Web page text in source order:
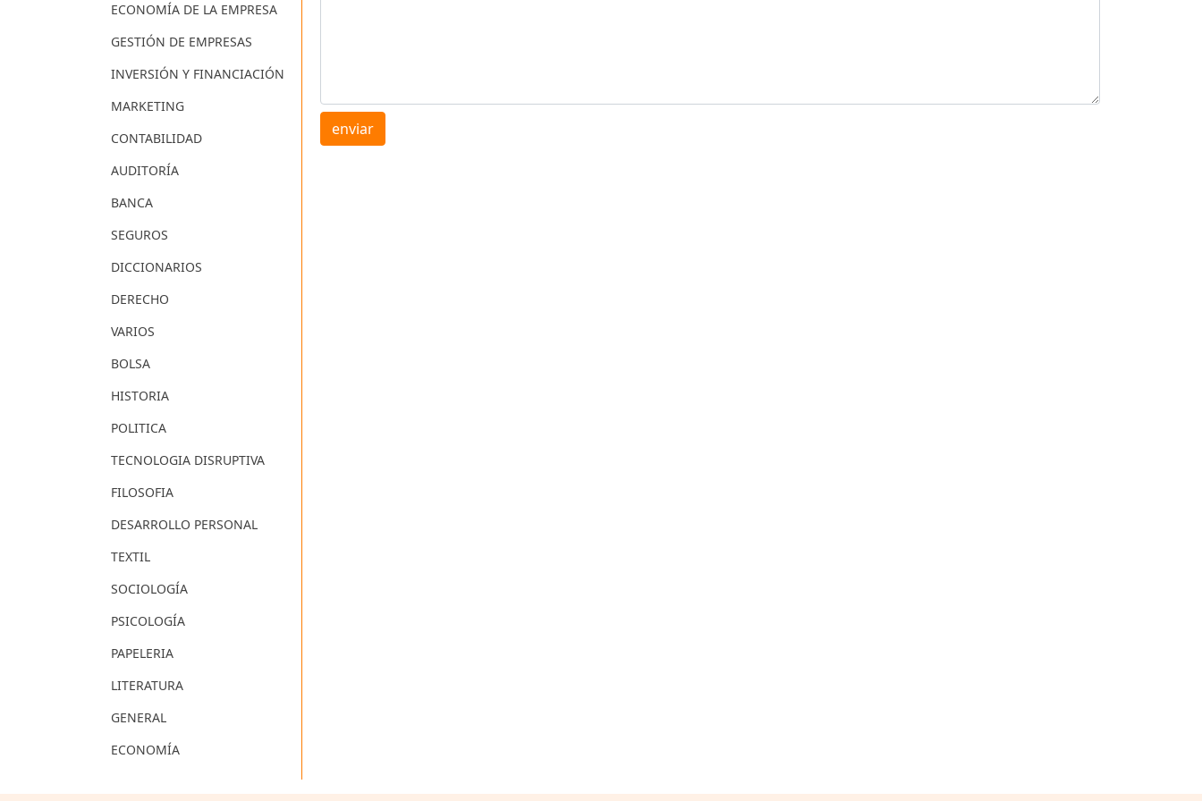
ECONOMÍA DE LA EMPRESA
GESTIÓN DE EMPRESAS
INVERSIÓN Y FINANCIACIÓN
MARKETING
CONTABILIDAD
AUDITORÍA
BANCA
SEGUROS
DICCIONARIOS
DERECHO
VARIOS
BOLSA
HISTORIA
POLITICA
TECNOLOGIA DISRUPTIVA
FILOSOFIA
DESARROLLO PERSONAL
TEXTIL
SOCIOLOGÍA
PSICOLOGÍA
PAPELERIA
LITERATURA
GENERAL
ECONOMÍA
enviar